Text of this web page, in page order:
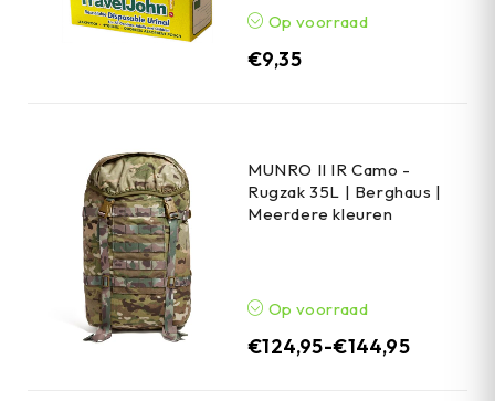
Op voorraad
€9,35
MUNRO II IR Camo -
Rugzak 35L | Berghaus |
Meerdere kleuren
Op voorraad
€124,95-€144,95